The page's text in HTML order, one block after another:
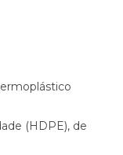
(HDPE), de